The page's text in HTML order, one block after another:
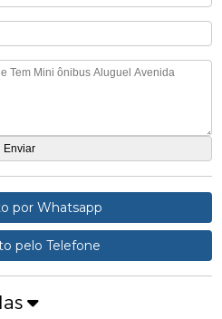
por Whatsapp
pelo Telefone